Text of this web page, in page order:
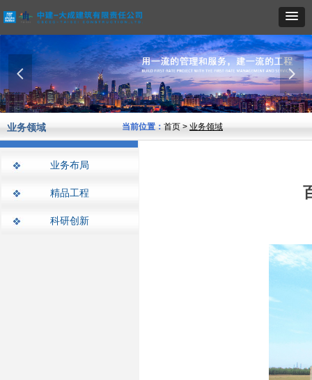
넳 넲
业务领域 当前位置： 首页 > 业务领域
业务布局
精品工程
科研创新